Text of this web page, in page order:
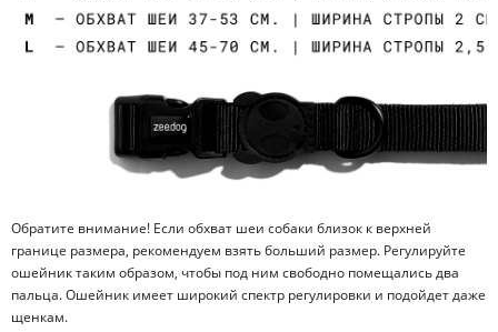
Обратите внимание! Если обхват шеи собаки близок к верхней
границе размера, рекомендуем взять больший размер. Регулируйте
ошейник таким образом, чтобы под ним свободно помещались два
пальца. Ошейник имеет широкий спектр регулировки и подойдет даже
щенкам.